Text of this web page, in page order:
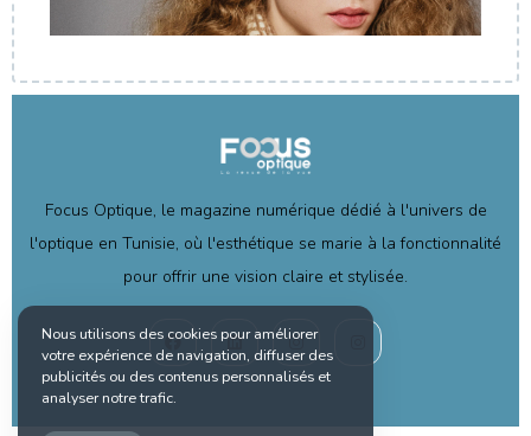
Focus Optique, le magazine numérique dédié à l'univers de
l'optique en Tunisie, où l'esthétique se marie à la fonctionnalité
pour offrir une vision claire et stylisée.
Nous utilisons des cookies pour améliorer
votre expérience de navigation, diffuser des
publicités ou des contenus personnalisés et
analyser notre trafic.